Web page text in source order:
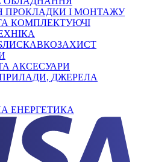
ПРОКЛАДКИ І МОНТАЖУ
КОМПЛЕКТУЮЧІ
АКСЕСУАРИ
ДЖЕРЕЛА
ЕНЕРГЕТИКА